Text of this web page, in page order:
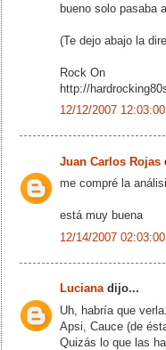
bueno solo pasaba
(Te dejo abajo la
Rock On
http://
12/12/2007
Juan Carlos Rojas
me compré la
está muy buena
12/14/2007 02:03:00
Lucianadijo...
Uh, habría que
Apsi, Cauce (de
Quizás lo que las